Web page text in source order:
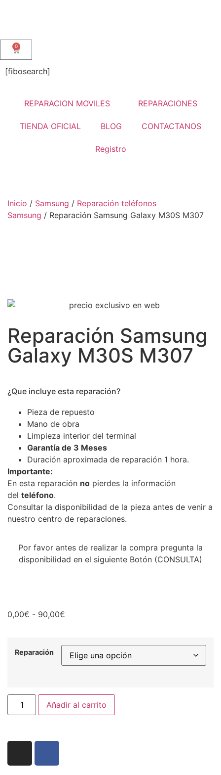
0
[fibosearch]
REPARACION MOVILES REPARACIONES
TIENDA OFICIAL BLOG CONTACTANOS
Registro
Inicio / Samsung / Reparación teléfonos
Samsung / Reparación Samsung Galaxy M30S M307
Reparación Samsung
Galaxy M30S M307
¿Que incluye esta reparación?
Pieza de repuesto
Mano de obra
Limpieza interior del terminal
Garantía de 3 Meses
Duración aproximada de reparación 1 hora.
Importante:
En esta reparación no pierdes la información
del teléfono.
Consultar la disponibilidad de la pieza antes de venir a
nuestro centro de reparaciones.
Por favor antes de realizar la compra pregunta la
disponibilidad en el siguiente Botón (CONSULTA)
0,00€ - 90,00€
Reparación
Añadir al carrito